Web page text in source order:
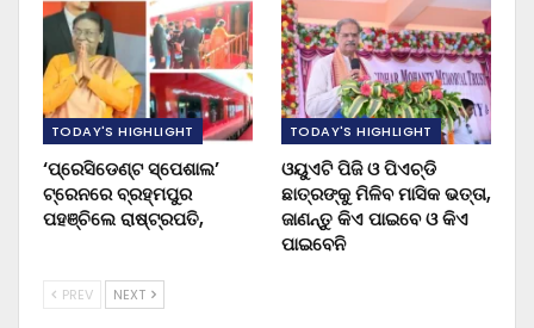
TODAY'S HIGHLIGHT
‘ପ୍ରେସିଡେଣ୍ଟ ସ୍ପେଶାଲ’
ଟ୍ରେନରେ ବ୍ରହ୍ମପୁର
ପହଞ୍ଚିଲେ ରାଷ୍ଟ୍ରପତି,
TODAY'S HIGHLIGHT
ଓୟୁଏଟି ପିଜି ଓ ପିଏଚ୍‌ଡି
ଛାତ୍ରଙ୍କୁ ମିଳିବ ମାସିକ ଭତ୍ତା,
ଜାଣନ୍ତୁ କିଏ ପାଇବେ ଓ କିଏ
ପାଇବେନି
PREV NEXT